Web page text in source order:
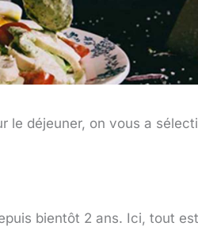
le déjeuner, on vous a
bientôt 2 ans. Ici, tout